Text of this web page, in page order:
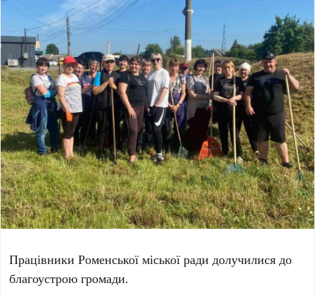
Працівники Роменської міської ради долучилися до
благоустрою громади.